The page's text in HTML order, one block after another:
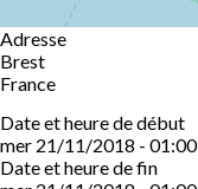
Adresse
Brest
France
Date et heure de début
mer 21/11/2018 - 01:00
Date et heure de fin